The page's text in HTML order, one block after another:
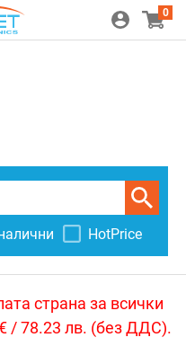
0
HotPrice
страна за всички
/ 78.23 лв. (без ДДС).